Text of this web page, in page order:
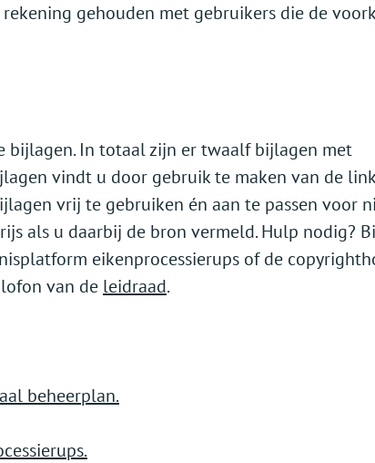
gehouden met gebruikers die de
bijlagen. In totaal zijn er twaalf bijlagen met
vindt u door gebruik te maken van de
vrij te gebruiken én aan te passen voor
als u daarbij de bron vermeld. Hulp nodig?
eikenprocessierups of de
van de leidraad.
beheerplan.